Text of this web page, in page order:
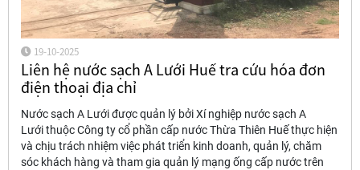
19-10-2025
Liên hệ nước sạch A Lưới Huế tra cứu hóa đơn
điện thoại địa chỉ
Nước sạch A Lưới được quản lý bởi Xí nghiệp nước sạch A
Lưới thuộc Công ty cổ phần cấp nước Thừa Thiên Huế thực hiện
và chịu trách nhiệm việc phát triển kinh doanh, quản lý, chăm
sóc khách hàng và tham gia quản lý mạng ống cấp nước trên